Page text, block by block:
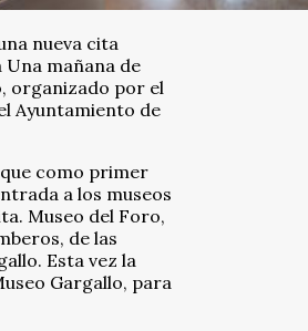
nueva cita
mañana de
organizado por el
Ayuntamiento de
como primer
a los museos
Museo del Foro,
de las
Esta vez la
Gargallo, para